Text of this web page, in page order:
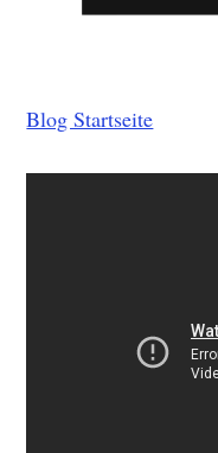
Blog Startseite